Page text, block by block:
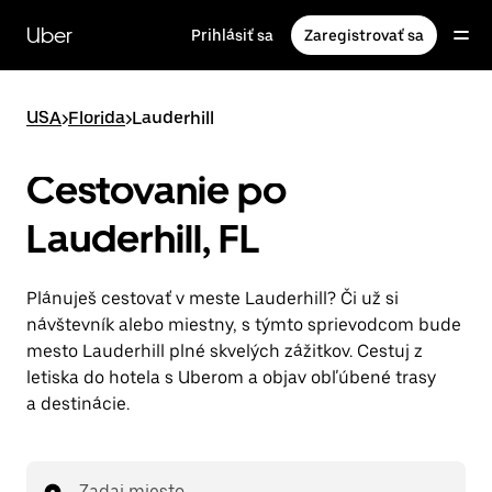
hlavný
obsah
Uber Prihlásiť sa Zaregistrovať sa
USA>Florida>Lauderhill
Cestovanie po
Lauderhill, FL
Plánuješ cestovať v meste Lauderhill? Či už si
návštevník alebo miestny, s týmto sprievodcom bude
mesto Lauderhill plné skvelých zážitkov. Cestuj z
letiska do hotela s Uberom a objav obľúbené trasy
a destinácie.